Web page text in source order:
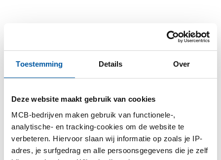
Toestemming Details Over
Deze website maakt gebruik van cookies
MCB-bedrijven maken gebruik van functionele-,
analytische- en tracking-cookies om de website te
verbeteren. Hiervoor slaan wij informatie op zoals je IP-
adres, je surfgedrag en alle persoonsgegevens die je zelf
Rvs gelaste lasbocht
45/90 graden
2430-0114
Selecteer uw maat
Rvs naadloze lasbocht
45/90 graden
2430-0115
Selecteer uw maat